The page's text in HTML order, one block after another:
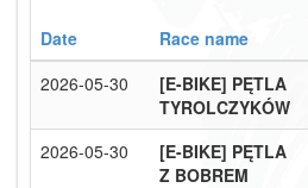
Date Race name
2026-05-30
[E-BIKE] PĘTLA
TYROLCZYKÓW
2026-05-30
[E-BIKE] PĘTLA
Z BOBREM